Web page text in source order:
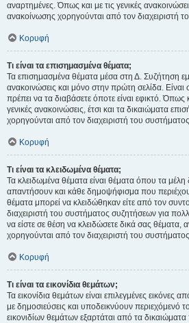
αναρτημένες. Όπως και με τις γενικές
ανακοίνωσης χορηγούνται από τον διαχειριστή
Κορυφή
Τι είναι τα επισημασμένα θέματα;
Τα επισημασμένα θέματα μέσα στη Δ. Συζήτηση
ανακοινώσεις και μόνο στην πρώτη σελίδα.
πρέπει να τα διαβάσετε όποτε είναι εφικτό. Όπως
γενικές ανακοινώσεις, έτσι και τα δικαιώματα
χορηγούνται από τον διαχειριστή του
Κορυφή
Τι είναι τα κλειδωμένα θέματα;
Τα κλειδωμένα θέματα είναι θέματα όπου τα
απαντήσουν και κάθε δημοψήφισμα που
θέματα μπορεί να κλειδώθηκαν είτε από τον
διαχειριστή του συστήματος συζητήσεων για
να είστε σε θέση να κλειδώσετε δικά σας θέματα,
χορηγούνται από τον διαχειριστή του
Κορυφή
Τι είναι τα εικονίδια θεμάτων;
Τα εικονίδια θεμάτων είναι επιλεγμένες εικόνες
με δημοσιεύσεις και υποδεικνύουν περιεχόμενό
εικονιδίων θεμάτων εξαρτάται από τα